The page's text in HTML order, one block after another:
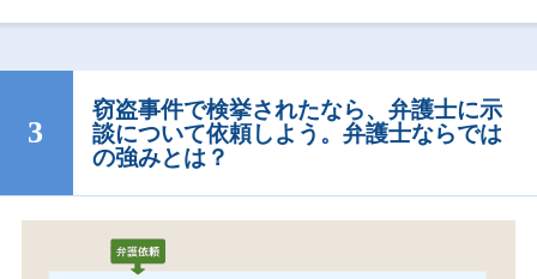
窃盗事件で検挙されたなら、弁護士に示
談について依頼しよう。弁護士ならでは
の強みとは？